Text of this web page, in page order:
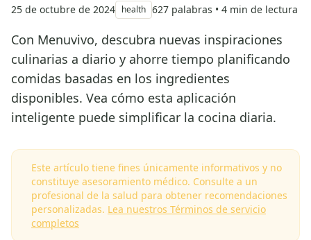
25 de octubre de 2024 health 627 palabras • 4 min de lectura
Con Menuvivo, descubra nuevas inspiraciones
culinarias a diario y ahorre tiempo planificando
comidas basadas en los ingredientes
disponibles. Vea cómo esta aplicación
inteligente puede simplificar la cocina diaria.
Este artículo tiene fines únicamente informativos y no
constituye asesoramiento médico. Consulte a un
profesional de la salud para obtener recomendaciones
personalizadas. Lea nuestros Términos de servicio
completos